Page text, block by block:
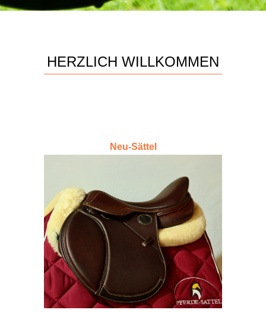
HERZLICH WILLKOMMEN
Neu-Sättel
NEU-SÄTTEL
Qualitativ hochwertige Neu-Sättel für
Springen und Dressur.